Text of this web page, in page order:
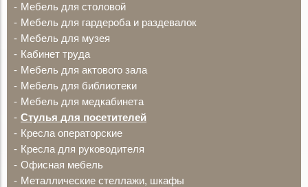
Мебель для столовой
Мебель для гардероба и раздевалок
Мебель для музея
Кабинет труда
Мебель для актового зала
Мебель для библиотеки
Мебель для медкабинета
Стулья для посетителей
Кресла операторские
Кресла для руководителя
Офисная мебель
Металлические стеллажи, шкафы